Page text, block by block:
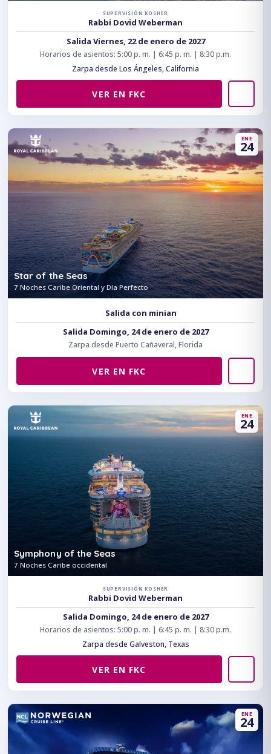
SUPERVISIÓN KOSHER
Rabbi Dovid Weberman
Salida Viernes, 22 de enero de 2027
Horarios de asientos: 5:00 p. m. | 6:45 p. m. | 8:30 p.m.
Zarpa desde Los Ángeles, California
VER EN FKC
ENE
24
Star of the Seas
7 Noches Caribe Oriental y Día Perfecto
Salida con minian
Salida Domingo, 24 de enero de 2027
Zarpa desde Puerto Cañaveral, Florida
VER EN FKC
ENE
24
Symphony of the Seas
7 Noches Caribe occidental
SUPERVISIÓN KOSHER
Rabbi Dovid Weberman
Salida Domingo, 24 de enero de 2027
Horarios de asientos: 5:00 p. m. | 6:45 p. m. | 8:30 p.m.
Zarpa desde Galveston, Texas
VER EN FKC
ENE
24